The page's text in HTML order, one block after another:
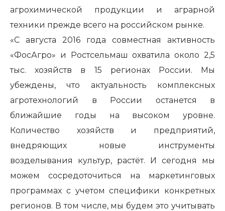
агрохимической продукции и аграрной
техники прежде всего на российском рынке.
«С августа 2016 года совместная активность
«ФосАгро» и Ростсельмаш охватила около 2,5
тыс. хозяйств в 15 регионах России. Мы
убеждены, что актуальность комплексных
агротехнологий в России останется в
ближайшие годы на высоком уровне.
Количество хозяйств и предприятий,
внедряющих новые инструменты
возделывания культур, растёт. И сегодня мы
можем сосредоточиться на маркетинговых
программах с учетом специфики конкретных
регионов. В том числе, мы будем это учитывать